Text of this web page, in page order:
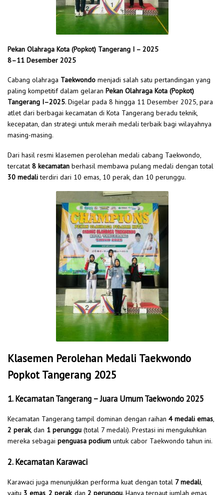
Pekan Olahraga Kota (Popkot) Tangerang I – 2025
8–11 Desember 2025
Cabang olahraga Taekwondo menjadi salah satu pertandingan yang
paling kompetitif dalam gelaran Pekan Olahraga Kota (Popkot)
Tangerang I–2025. Digelar pada 8 hingga 11 Desember 2025, para
atlet dari berbagai kecamatan di Kota Tangerang beradu teknik,
kecepatan, dan strategi untuk meraih medali terbaik bagi wilayahnya
masing-masing.
Dari hasil resmi klasemen perolehan medali cabang Taekwondo,
tercatat 8 kecamatan berhasil membawa pulang medali dengan total
30 medaliterdiri dari 10 emas, 10 perak, dan 10 perunggu.
Klasemen Perolehan Medali Taekwondo
Popkot Tangerang 2025
1. Kecamatan Tangerang – Juara Umum Taekwondo 2025
Kecamatan Tangerang tampil dominan dengan raihan 4 medali emas,
2 perak, dan 1 perunggu (total 7 medali). Prestasi ini mengukuhkan
mereka sebagai penguasa podium untuk cabor Taekwondo tahun ini.
2. Kecamatan Karawaci
Karawaci juga menunjukkan performa kuat dengan total 7 medali,
yaitu 3 emas, 2 perak, dan 2 perunggu. Hanya terpaut jumlah emas